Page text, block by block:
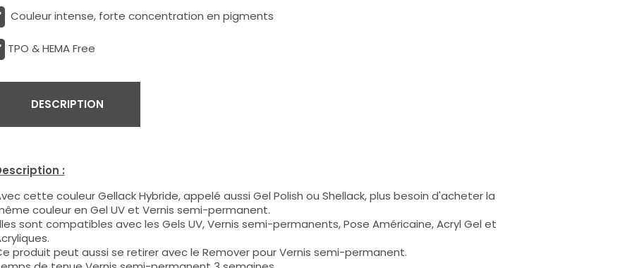
Couleur intense, forte concentration en pigments
TPO & HEMA Free
DESCRIPTION
:
cette couleur Gellack Hybride, appelé aussi Gel Polish ou Shellack, plus besoin d'acheter la
couleur en Gel UV et Vernis semi-permanent.
sont compatibles avec les Gels UV, Vernis semi-permanents, Pose Américaine, Acryl Gel et
produit peut aussi se retirer avec le Remover pour Vernis semi-permanent.